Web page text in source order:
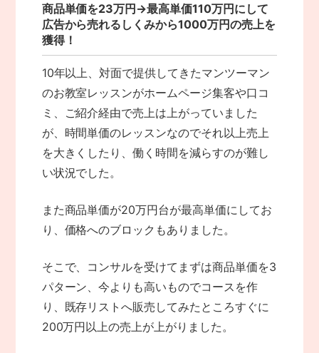
商品単価を23万円→最高単価110万円にして
広告から売れるしくみから1000万円の売上を
獲得！
10年以上、対面で提供してきたマンツーマン
のお教室レッスンがホームページ集客や口コ
ミ、ご紹介経由で売上は上がっていました
が、時間単価のレッスンなのでそれ以上売上
を大きくしたり、働く時間を減らすのが難し
い状況でした。
また商品単価が20万円台が最高単価にしてお
り、価格へのブロックもありました。
そこで、コンサルを受けてまずは商品単価を3
パターン、今よりも高いものでコースを作
り、既存リストへ販売してみたところすぐに
200万円以上の売上が上がりました。